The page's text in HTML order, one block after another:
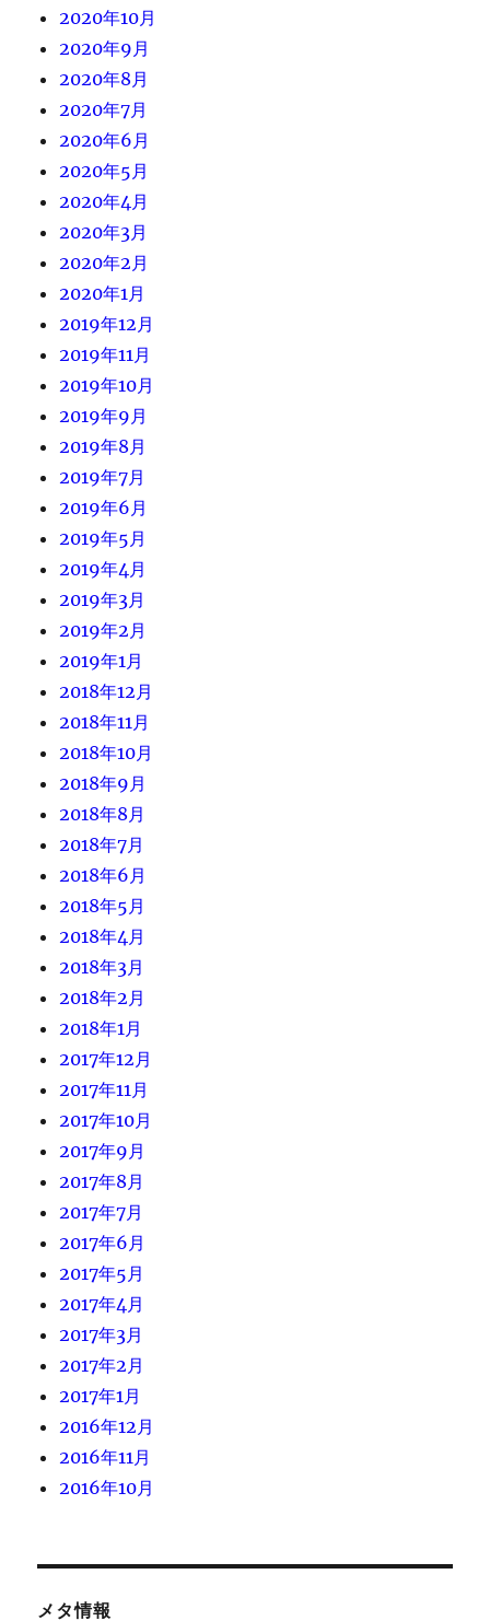
2020年10月
2020年9月
2020年8月
2020年7月
2020年6月
2020年5月
2020年4月
2020年3月
2020年2月
2020年1月
2019年12月
2019年11月
2019年10月
2019年9月
2019年8月
2019年7月
2019年6月
2019年5月
2019年4月
2019年3月
2019年2月
2019年1月
2018年12月
2018年11月
2018年10月
2018年9月
2018年8月
2018年7月
2018年6月
2018年5月
2018年4月
2018年3月
2018年2月
2018年1月
2017年12月
2017年11月
2017年10月
2017年9月
2017年8月
2017年7月
2017年6月
2017年5月
2017年4月
2017年3月
2017年2月
2017年1月
2016年12月
2016年11月
2016年10月
メタ情報